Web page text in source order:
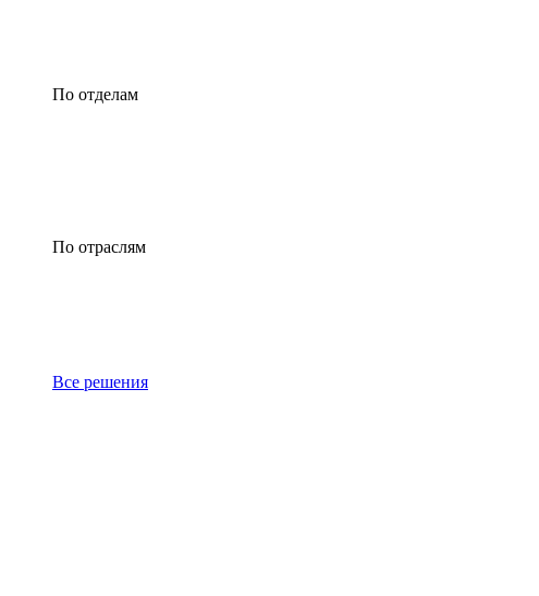
По отделам
По отраслям
Все решения